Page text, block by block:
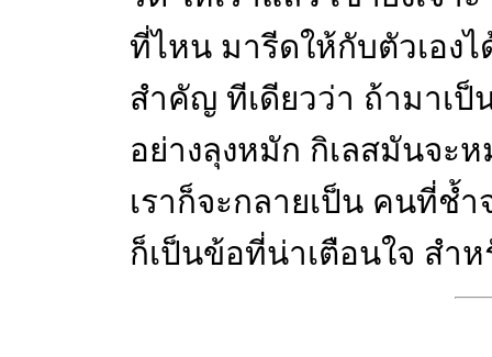
ที่ไหน มารีดให้กับตัวเอง
สำคัญ ทีเดียวว่า ถ้ามาเป็
อย่างลุงหมัก กิเลสมันจะ
เราก็จะกลายเป็น คนที่ช้
ก็เป็นข้อที่น่าเตือนใจ สำ